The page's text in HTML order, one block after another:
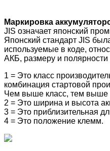
Маркировка
JIS означает японский
Японский стандарт JIS
используемые в коде,
АКБ, размеру и
1 = Это класс
комбинация стартовой
Чем выше класс, тем выше
2 = Это ширина и высота
3 = Это приблизительная
4 = Это положение клемм.